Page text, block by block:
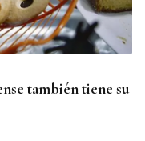
también tiene su